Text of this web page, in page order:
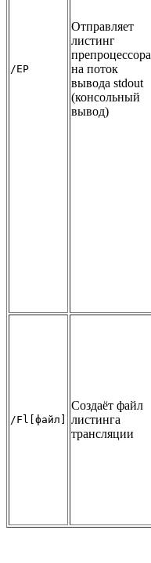
/EP
Отправляет
листинг
препроцессора
на поток
вывода stdout
(консольный
вывод)
/Fl[файл]
Создаёт файл
листинга
трансляции